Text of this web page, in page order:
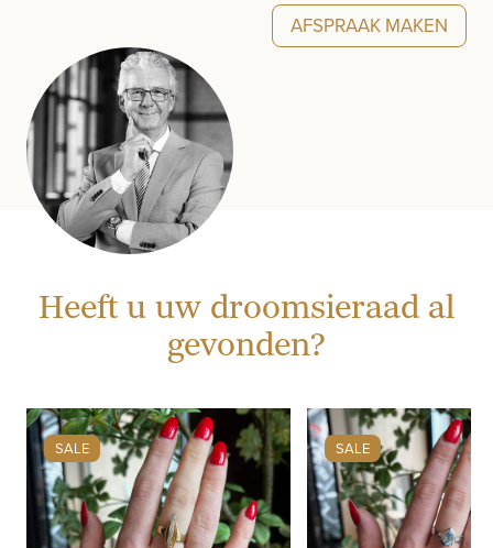
AFSPRAAK MAKEN
Heeft u uw droomsieraad al
gevonden?
SALE SALE